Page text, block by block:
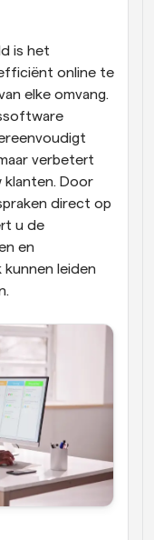
gestuurde
en updates
meerdere mensen
is het
online te
elke omvang.
verbetert
klanten. Door
direct op
u de
en
kunnen leiden